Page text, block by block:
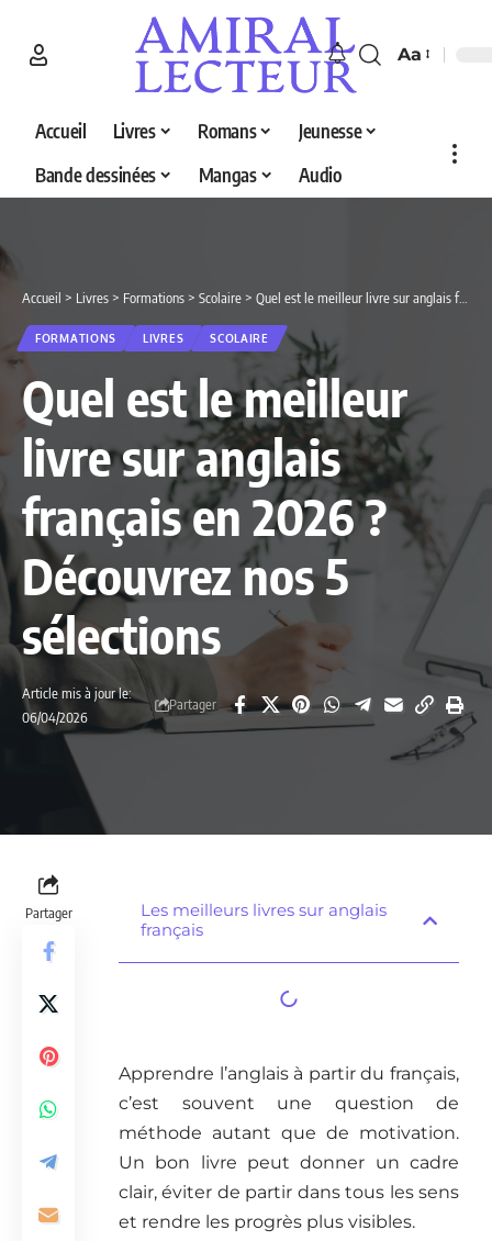
Aa
Accueil Livres Romans
Jeunesse
Bande dessinées
Mangas Audio
Accueil > Livres > Formations > Scolaire > Quel est le meilleur livre sur anglais français en 2026 ? Découvrez nos 5 sélections
FORMATIONS LIVRES SCOLAIRE
Quel est le meilleur
livre sur anglais
français en 2026 ?
Découvrez nos 5
sélections
Article mis à jour le:
06/04/2026
Partager
Partager
Les meilleurs livres sur anglais
français
Apprendre l’anglais à partir du français,
c’est souvent une question de
méthode autant que de motivation.
Un bon livre peut donner un cadre
clair, éviter de partir dans tous les sens
et rendre les progrès plus visibles.